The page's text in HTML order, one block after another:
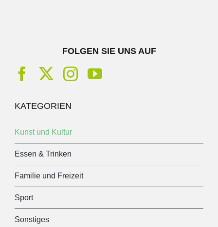
FOLGEN SIE UNS AUF
KATEGORIEN
Kunst und Kultur
Essen & Trinken
Familie und Freizeit
Sport
Sonstiges